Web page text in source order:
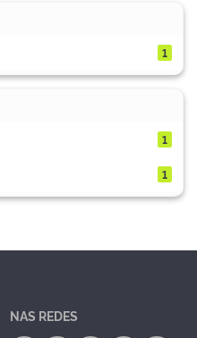
1
1
1
NAS REDES